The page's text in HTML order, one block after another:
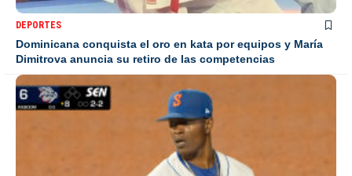
DEPORTES
Dominicana conquista el oro en kata por equipos y María
Dimitrova anuncia su retiro de las competencias